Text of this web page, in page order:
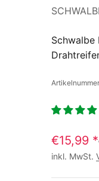
Schwalbe
€15,99 *
inkl. MwSt.